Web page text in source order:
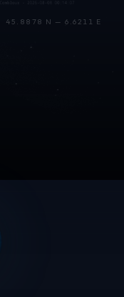
45.8878 N — 6.6211 E